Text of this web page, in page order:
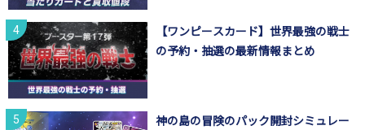
【ワンピースカード】世界最強の戦士
の予約・抽選の最新情報まとめ
神の島の冒険のパック開封シミュレー